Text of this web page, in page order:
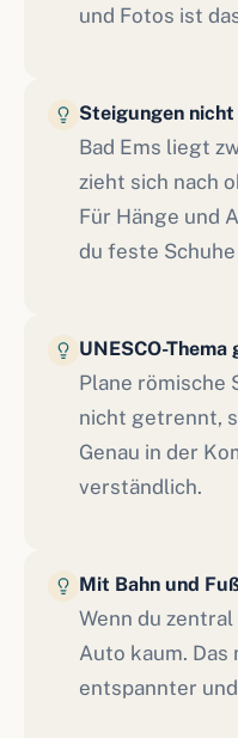
und Fotos ist
Steigungen
Bad Ems liegt
zieht sich nach
Für Hänge und
du feste
UNESCO-
Plane römische
nicht getrennt,
Genau in der
verständlich.
Mit Bahn und
Wenn du
Auto kaum.
entspannter